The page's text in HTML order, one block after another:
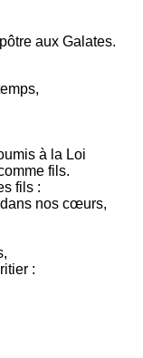
aux Galates.
à la Loi
fils.
fils :
nos cœurs,
: